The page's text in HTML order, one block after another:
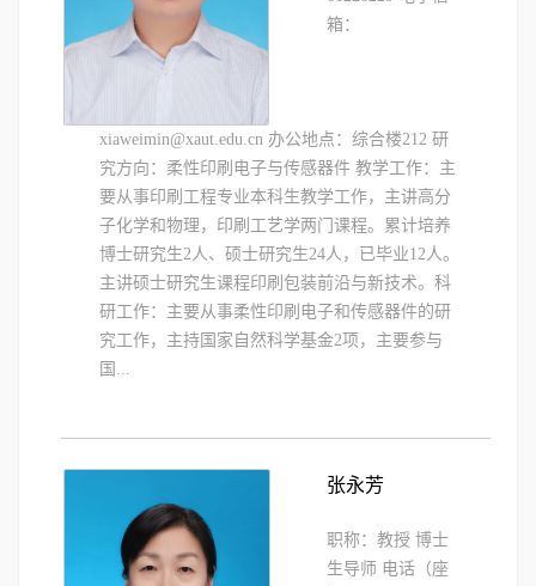
箱：
xiaweimin@xaut.edu.cn 办公地点：综合楼212 研
究方向：柔性印刷电子与传感器件 教学工作：主
要从事印刷工程专业本科生教学工作，主讲高分
子化学和物理，印刷工艺学两门课程。累计培养
博士研究生2人、硕士研究生24人，已毕业12人。
主讲硕士研究生课程印刷包装前沿与新技术。科
研工作：主要从事柔性印刷电子和传感器件的研
究工作，主持国家自然科学基金2项，主要参与
国...
张永芳
职称：教授 博士
生导师 电话（座